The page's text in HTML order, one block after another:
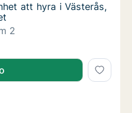
att hyra i Västerås,
att hyra i Västerås,
2
att hyra i Västerås,
att hyra i Västerås,
i Västerås,